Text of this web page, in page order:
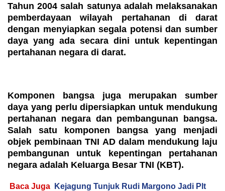
Tahun 2004 salah satunya adalah melaksanakan
pemberdayaan wilayah pertahanan di darat
dengan menyiapkan segala potensi dan sumber
daya yang ada secara dini untuk kepentingan
pertahanan negara di darat.
Komponen bangsa juga merupakan sumber
daya yang perlu dipersiapkan untuk mendukung
pertahanan negara dan pembangunan bangsa.
Salah satu komponen bangsa yang menjadi
objek pembinaan TNI AD dalam mendukung laju
pembangunan untuk kepentingan pertahanan
negara adalah Keluarga Besar TNI (KBT).
Baca Juga
Kejagung Tunjuk Rudi Margono Jadi Plt